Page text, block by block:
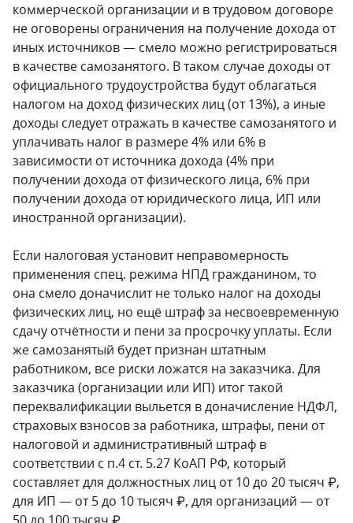
коммерческой организации и в трудовом договоре
не оговорены ограничения на получение дохода от
иных источников — смело можно регистрироваться
в качестве самозанятого. В таком случае доходы от
официального трудоустройства будут облагаться
налогом на доход физических лиц (от 13%), а иные
доходы следует отражать в качестве самозанятого и
уплачивать налог в размере 4% или 6% в
зависимости от источника дохода (4% при
получении дохода от физического лица, 6% при
получении дохода от юридического лица, ИП или
иностранной организации).
Если налоговая установит неправомерность
применения спец. режима НПД гражданином, то
она смело доначислит не только налог на доходы
физических лиц, но ещё штраф за несвоевременную
сдачу отчётности и пени за просрочку уплаты. Если
же самозанятый будет признан штатным
работником, все риски ложатся на заказчика. Для
заказчика (организации или ИП) итог такой
переквалификации выльется в доначисление НДФЛ,
страховых взносов за работника, штрафы, пени от
налоговой и административный штраф в
соответствии с п.4 ст. 5.27 КоАП РФ, который
составляет для должностных лиц от 10 до 20 тысяч ₽,
для ИП — от 5 до 10 тысяч ₽, для организаций — от